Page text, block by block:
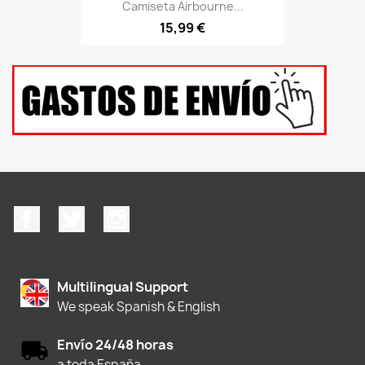
Camiseta Airbourne...
15,99 €
Multilingual Support
We speak Spanish & English
Envío 24/48 horas